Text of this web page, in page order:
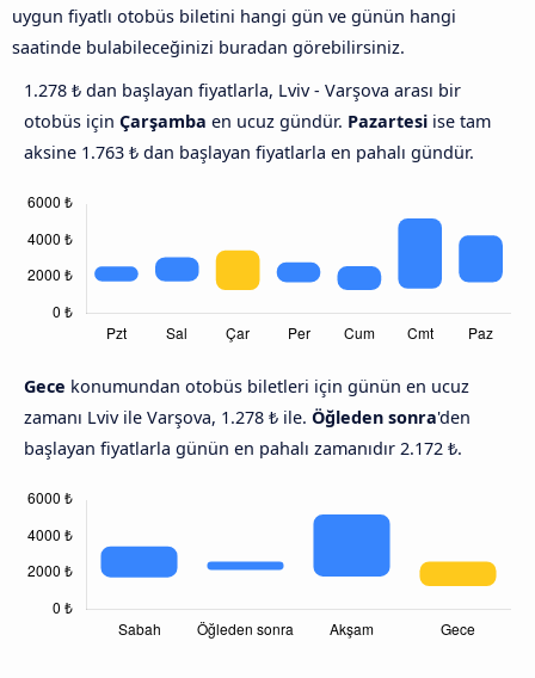
uygun fiyatlı otobüs biletini hangi gün ve günün hangi
saatinde bulabileceğinizi buradan görebilirsiniz.
1.278 ₺ dan başlayan fiyatlarla, Lviv - Varşova arası bir
otobüs için Çarşamba en ucuz gündür. Pazartesi ise tam
aksine 1.763 ₺ dan başlayan fiyatlarla en pahalı gündür.
Gece konumundan otobüs biletleri için günün en ucuz
zamanı Lviv ile Varşova, 1.278 ₺ ile. Öğleden sonra'den
başlayan fiyatlarla günün en pahalı zamanıdır 2.172 ₺.